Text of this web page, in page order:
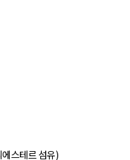
스테르 섬유)